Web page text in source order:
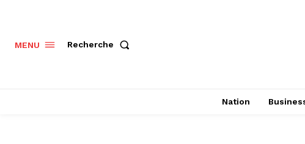
MENU Recherche
Nation